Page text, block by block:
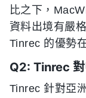
比之下，
資料出境有嚴
Tinrec 的優勢
Q2: Tinrec 對
Tinrec 針對亞